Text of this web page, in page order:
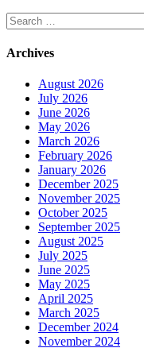
Search
for:
Archives
August 2026
July 2026
June 2026
May 2026
March 2026
February 2026
January 2026
December 2025
November 2025
October 2025
September 2025
August 2025
July 2025
June 2025
May 2025
April 2025
March 2025
December 2024
November 2024